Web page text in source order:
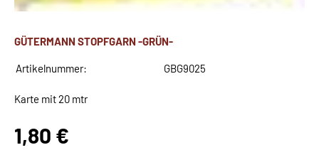
GÜTERMANN STOPFGARN -GRÜN-
Artikelnummer: GBG9025
Karte mit 20 mtr
1,80 €